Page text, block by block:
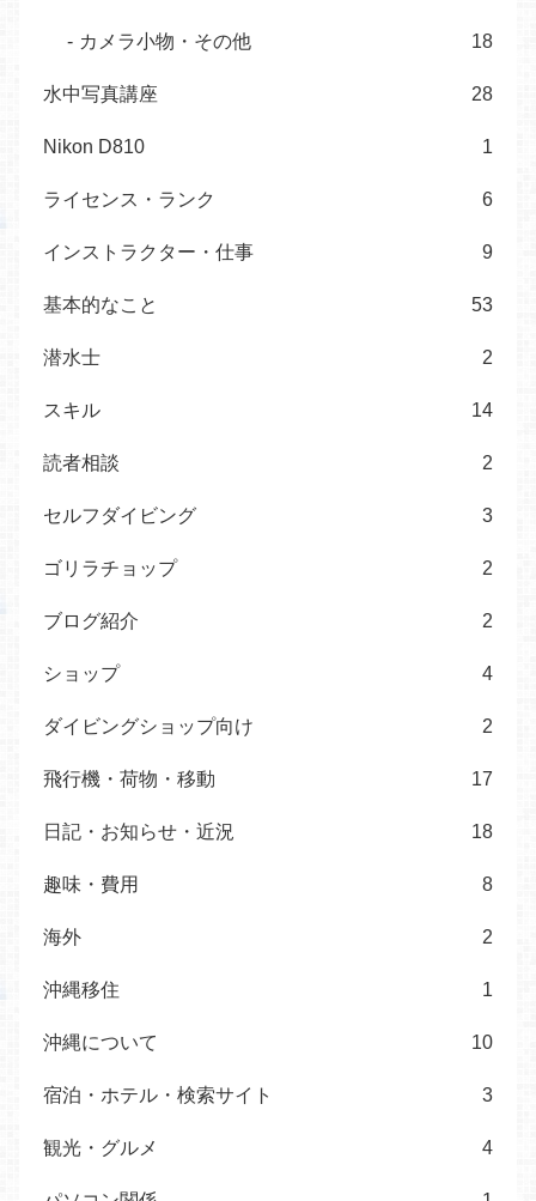
カメラ小物・その他 18
水中写真講座 28
Nikon D810 1
ライセンス・ランク 6
インストラクター・仕事 9
基本的なこと 53
潜水士 2
スキル 14
読者相談 2
セルフダイビング 3
ゴリラチョップ 2
ブログ紹介 2
ショップ 4
ダイビングショップ向け 2
飛行機・荷物・移動 17
日記・お知らせ・近況 18
趣味・費用 8
海外 2
沖縄移住 1
沖縄について 10
宿泊・ホテル・検索サイト 3
観光・グルメ 4